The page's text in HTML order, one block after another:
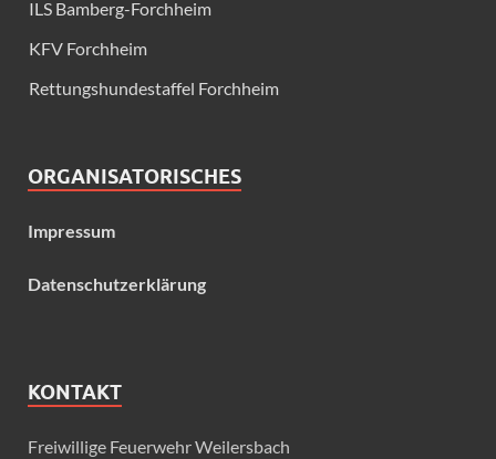
ILS Bamberg-Forchheim
KFV Forchheim
Rettungshundestaffel Forchheim
ORGANISATORISCHES
Impressum
Datenschutzerklärung
KONTAKT
Freiwillige Feuerwehr Weilersbach